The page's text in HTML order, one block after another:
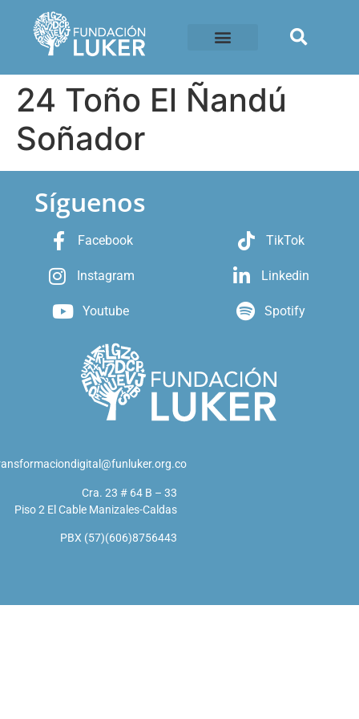
24 Toño El Ñandú
Soñador
Síguenos
Facebook
Instagram
Youtube
TikTok
Linkedin
Spotify
Cra. 23 # 64 B – 33
Piso 2 El Cable Manizales-Caldas
PBX (57)(606)8756443